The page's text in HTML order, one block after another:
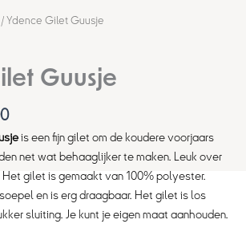
/ Ydence Gilet Guusje
Guusje
is een fijn gilet om de koudere voorjaars
net wat behaaglijker te maken. Leuk over
Het gilet is gemaakt van 100% polyester.
en is erg draagbaar. Het gilet is los
sluiting. Je kunt je eigen maat aanhouden.